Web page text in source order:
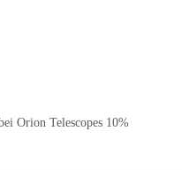
Orion Telescopes 10%